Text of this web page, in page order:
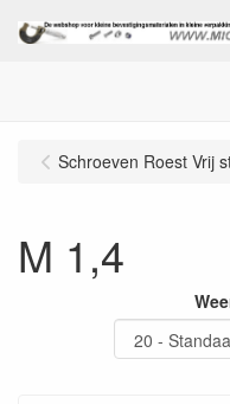
Schroeven Roest Vrij
M 1,4